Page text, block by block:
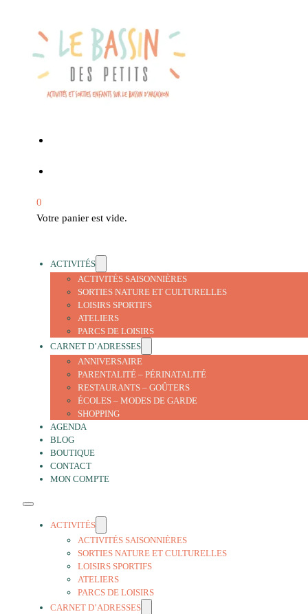
0
Votre panier est vide.
ACTIVITÉS
ACTIVITÉS SAISONNIÈRES
SORTIES NATURE ET CULTURELLES
LOISIRS SPORTIFS
ATELIERS
PARCS DE LOISIRS
CARNET D’ADRESSES
ANNIVERSAIRE
PARENTALITÉ – PÉRINATALITÉ
RESTAURANTS – GOÛTERS
ÉCOLES – MODES DE GARDE
SHOPPING
AGENDA
BLOG
BOUTIQUE
CONTACT
MON COMPTE
ACTIVITÉS
ACTIVITÉS SAISONNIÈRES
SORTIES NATURE ET CULTURELLES
LOISIRS SPORTIFS
ATELIERS
PARCS DE LOISIRS
CARNET D’ADRESSES